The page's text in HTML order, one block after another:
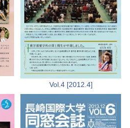
Vol.4 [2012.4]